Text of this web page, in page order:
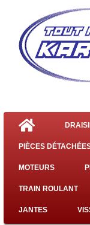
PIÈCES
MOTEURS
TRAIN ROULANT
JANTES